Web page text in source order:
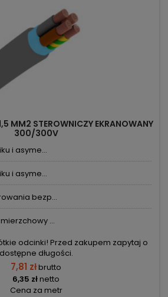
MM2 STEROWNICZY EKRANOWANY
300/300V
i asyme...
i asyme...
bezp...
...
odcinki! Przed zakupem zapytaj o
dostępne długości.
7,81 złbrutto
6,35 złnetto
Cena za metr